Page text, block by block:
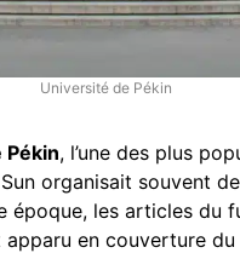
Université de Pékin
Pékin, l’une des plus
Sun organisait souvent
époque, les articles du
apparu en couverture du